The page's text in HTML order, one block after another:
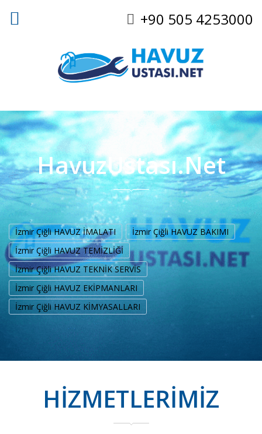
+90 505 4253000
HavuzUstası.Net
İzmir Çiğli HAVUZ İMALATI
İzmir Çiğli HAVUZ BAKIMI
İzmir Çiğli HAVUZ TEMİZLİĞİ
İzmir Çiğli HAVUZ TEKNİK SERVİS
İzmir Çiğli HAVUZ EKİPMANLARI
İzmir Çiğli HAVUZ KİMYASALLARI
HİZMETLERİMİZ